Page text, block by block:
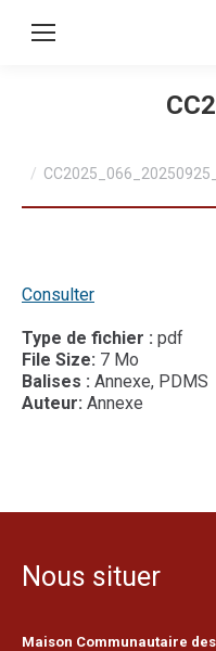
principal
Consulter
Type de fichier : pdf
File Size: 7 Mo
Balises : Annexe, PDMS
Auteur: Annexe
Nous situer
Maison Communautaire